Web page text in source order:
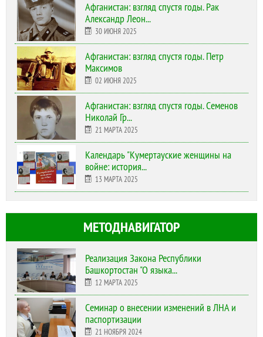
Афганистан: взгляд спустя годы. Рак
Александр Леон...
30 ИЮНЯ 2025
Афганистан: взгляд спустя годы. Петр
Максимов
02 ИЮНЯ 2025
Афганистан: взгляд спустя годы. Семенов
Николай Гр...
21 МАРТА 2025
Календарь "Кумертауские женщины на
войне: история...
13 МАРТА 2025
МЕТОДНАВИГАТОР
Реализация Закона Республики
Башкортостан "О языка...
12 МАРТА 2025
Cеминар о внесении изменений в ЛНА и
паспортизации
21 НОЯБРЯ 2024